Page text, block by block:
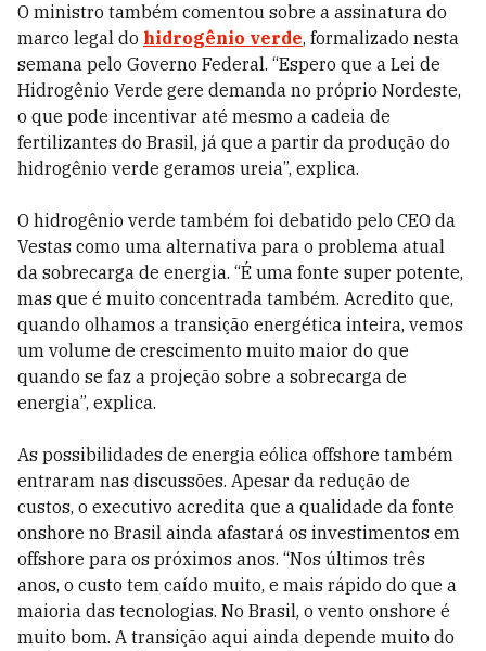
O ministro também comentou sobre a assinatura do
marco legal do hidrogênio verde, formalizado nesta
semana pelo Governo Federal. “Espero que a Lei de
Hidrogênio Verde gere demanda no próprio Nordeste,
o que pode incentivar até mesmo a cadeia de
fertilizantes do Brasil, já que a partir da produção do
hidrogênio verde geramos ureia”, explica.
O hidrogênio verde também foi debatido pelo CEO da
Vestas como uma alternativa para o problema atual
da sobrecarga de energia. “É uma fonte super potente,
mas que é muito concentrada também. Acredito que,
quando olhamos a transição energética inteira, vemos
um volume de crescimento muito maior do que
quando se faz a projeção sobre a sobrecarga de
energia”, explica.
As possibilidades de energia eólica offshore também
entraram nas discussões. Apesar da redução de
custos, o executivo acredita que a qualidade da fonte
onshore no Brasil ainda afastará os investimentos em
offshore para os próximos anos. “Nos últimos três
anos, o custo tem caído muito, e mais rápido do que a
maioria das tecnologias. No Brasil, o vento onshore é
muito bom. A transição aqui ainda depende muito do